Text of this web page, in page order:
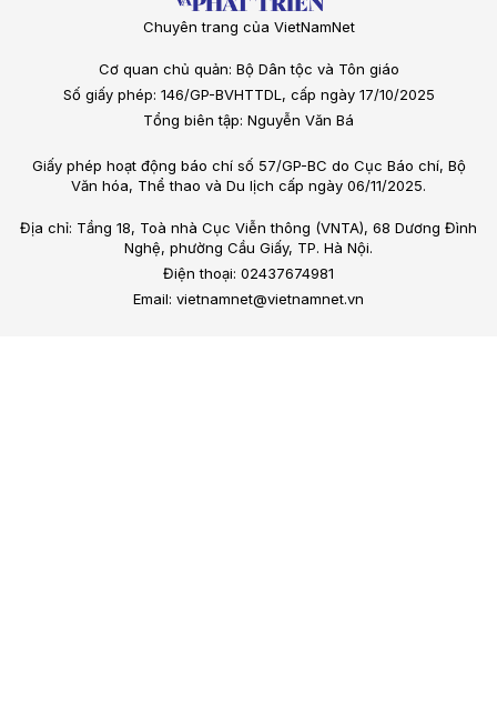
Chuyên trang của VietNamNet
Cơ quan chủ quản: Bộ Dân tộc và Tôn giáo
Số giấy phép: 146/GP-BVHTTDL, cấp ngày 17/10/2025
Tổng biên tập: Nguyễn Văn Bá
Giấy phép hoạt động báo chí số 57/GP-BC do Cục Báo chí, Bộ
Văn hóa, Thể thao và Du lịch cấp ngày 06/11/2025.
Địa chỉ: Tầng 18, Toà nhà Cục Viễn thông (VNTA), 68 Dương Đình
Nghệ, phường Cầu Giấy, TP. Hà Nội.
Điện thoại: 02437674981
Email: vietnamnet@vietnamnet.vn